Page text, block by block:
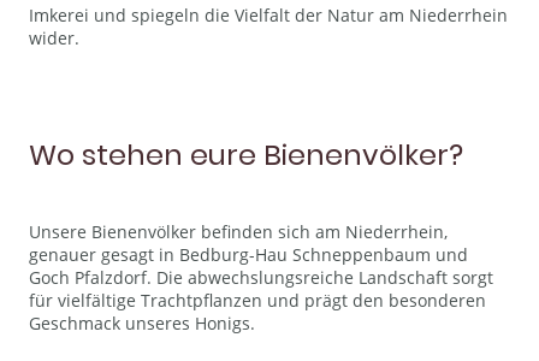
Imkerei und spiegeln die Vielfalt der Natur am Niederrhein
wider.
Wo stehen eure Bienenvölker?
Unsere Bienenvölker befinden sich am Niederrhein,
genauer gesagt in Bedburg-Hau Schneppenbaum und
Goch Pfalzdorf. Die abwechslungsreiche Landschaft sorgt
für vielfältige Trachtpflanzen und prägt den besonderen
Geschmack unseres Honigs.